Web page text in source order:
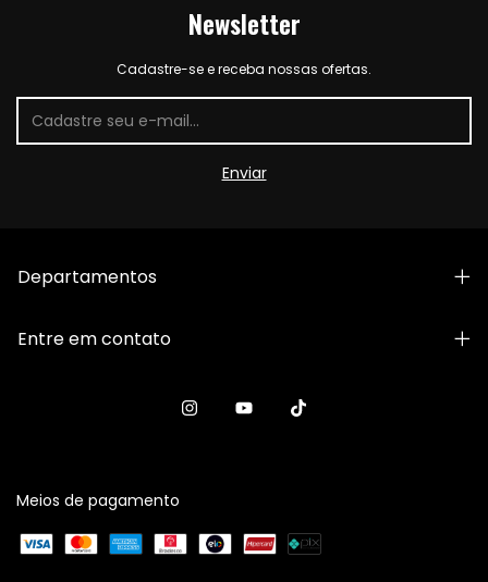
Newsletter
Cadastre-se e receba nossas ofertas.
Departamentos
Entre em contato
Meios de pagamento